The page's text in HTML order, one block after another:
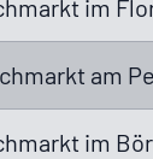
im
am
im